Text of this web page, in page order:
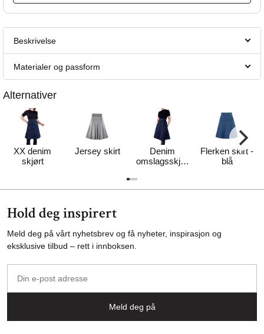
Beskrivelse
Materialer og passform
Alternativer
XX denim
skjørt
Jersey skirt
Denim
omslagsskjør
Flerken skirt -
blå
Hold deg inspirert
Meld deg på vårt nyhetsbrev og få nyheter, inspirasjon og
eksklusive tilbud – rett i innboksen.
post
Meld deg på